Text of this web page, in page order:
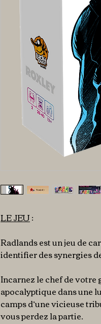
LE JEU:
Radlands est un jeu de
identifier des synergies
Incarnez le chef de
apocalyptique dans une
camps d’une vicieuse
vous perdez la partie.